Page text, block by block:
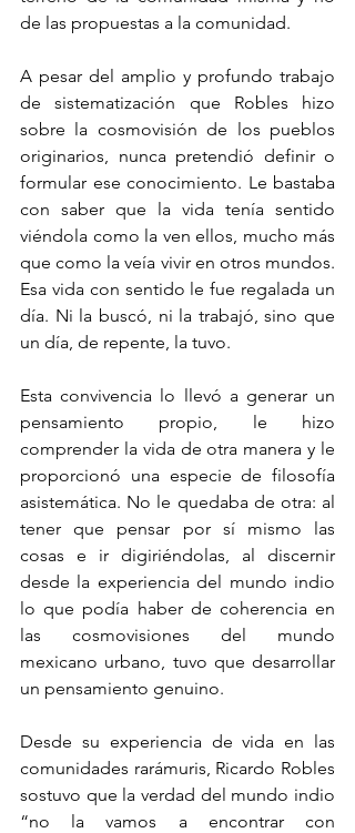
de las propuestas a la comunidad.
A pesar del amplio y profundo trabajo
de sistematización que Robles hizo
sobre la cosmovisión de los pueblos
originarios, nunca pretendió definir o
formular ese conocimiento. Le bastaba
con saber que la vida tenía sentido
viéndola como la ven ellos, mucho más
que como la veía vivir en otros mundos.
Esa vida con sentido le fue regalada un
día. Ni la buscó, ni la trabajó, sino que
un día, de repente, la tuvo.
Esta convivencia lo llevó a generar un
pensamiento propio, le hizo
comprender la vida de otra manera y le
proporcionó una especie de filosofía
asistemática. No le quedaba de otra: al
tener que pensar por sí mismo las
cosas e ir digiriéndolas, al discernir
desde la experiencia del mundo indio
lo que podía haber de coherencia en
las cosmovisiones del mundo
mexicano urbano, tuvo que desarrollar
un pensamiento genuino.
Desde su experiencia de vida en las
comunidades rarámuris, Ricardo Robles
sostuvo que la verdad del mundo indio
“no la vamos a encontrar con